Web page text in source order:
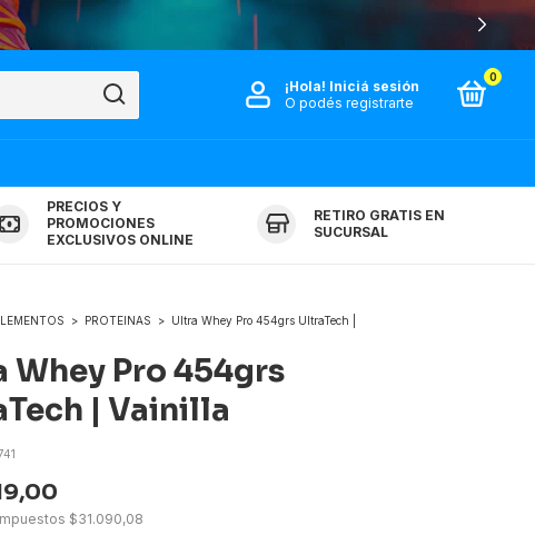
¡Hola! Iniciá sesión
O podés registrarte
0
PRECIOS Y
PROMOCIONES
EXCLUSIVOS ONLINE
RETIRO GRATIS EN
SUCURSAL
> PROTEINAS > Ultra Whey Pro 454grs UltraTech |
Whey Pro 454grs
| Vainilla
$31.090,08